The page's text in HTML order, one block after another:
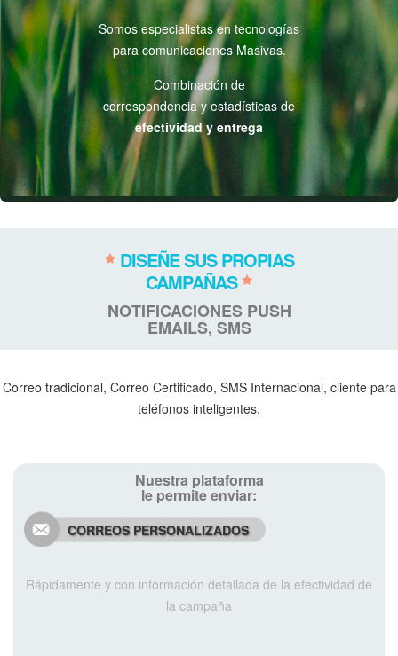
Somos especialistas en tecnologías
para comunicaciones Masivas.
Combinación de
correspondencia y estadísticas de
efectividad y entrega
DISEÑE SUS PROPIAS
CAMPAÑAS
NOTIFICACIONES PUSH
EMAILS, SMS
Correo tradicional, Correo Certificado, SMS Internacional, cliente para
teléfonos inteligentes.
Nuestra plataforma
le permite enviar:
CORREOS PERSONALIZADOS
Rápidamente y con información detallada de la efectividad de
la campaña